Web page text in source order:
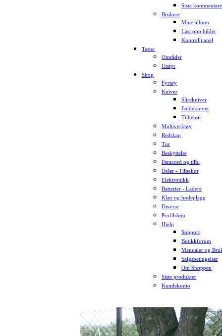
Siste
Brukere
Mine album
Last opp bilder
Kontrollpanel
Tester
Områder
Utstyr
Shop
Fyrtøy
Kniver
Slirekniver
Foldekniver
Tilbehør
Multiverktøy
Redskap
Tur
Beskyttelse
Paracord og tilb.
Deler - Tilbehør
Elektronikk
Batterier - Ladere
Klær og hodeplagg
Diverse
Profilshop
Hjelp
Support
Butikkforum
Manualer og
Salgsbetingelser
Om Shoppen
Siste produkter
Kundekonto